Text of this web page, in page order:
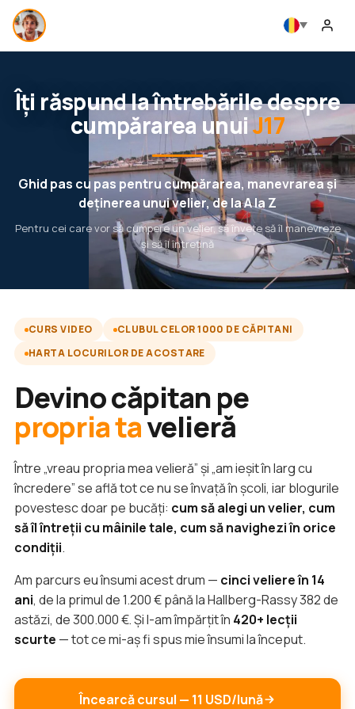
Îți răspund la întrebările despre
cumpărarea unuiJ17
Ghid pas cu pas pentru cumpărarea, manevrarea și
deținerea unui velier, de la A la Z
Pentru cei care vor să cumpere un velier, să învețe să îl manevreze
și să îl întrețină
CURS VIDEO
CLUBUL CELOR 1000 DE CĂPITANI
HARTA LOCURILOR DE ACOSTARE
Devino căpitan pe
propria tavelieră
Între „vreau propria mea velieră” și „am ieșit în larg cu
încredere” se află tot ce nu se învață în școli, iar blogurile
povestesc doar pe bucăți: cum să alegi un velier, cum
să îl întreții cu mâinile tale, cum să navighezi în orice
condiții.
Am parcurs eu însumi acest drum — cinci veliere în 14
ani, de la primul de 1.200 € până la Hallberg-Rassy 382 de
astăzi, de 300.000 €. Și l-am împărțit în 420+ lecții
scurte — tot ce mi-aș fi spus mie însumi la început.
Încearcă cursul — 11 USD/lună